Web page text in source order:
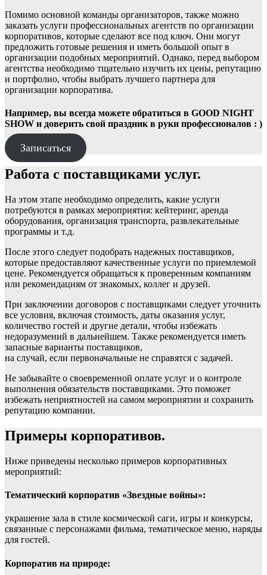
Помимо основной команды организаторов, также можно
заказать услуги профессиональных агентств по организации
корпоративов, которые сделают все под ключ. Они могут
предложить готовые решения и иметь большой опыт в
организации подобных мероприятий. Однако, перед выбором
агентства необходимо тщательно изучить их цены, репутацию
и портфолио, чтобы выбрать лучшего партнера для
организации корпоратива.
Например, вы всегда можете обратиться в GOOD NIGHT
SHOW и доверить свой праздник в руки профессионалов : )
Записаться
Работа с поставщиками услуг.
На этом этапе необходимо определить, какие услуги
потребуются в рамках мероприятия: кейтеринг, аренда
оборудования, организация транспорта, развлекательные
программы и т.д.
После этого следует подобрать надежных поставщиков,
которые предоставляют качественные услуги по приемлемой
цене. Рекомендуется обращаться к проверенным компаниям
или рекомендациям от знакомых, коллег и друзей.
При заключении договоров с поставщиками следует уточнить
все условия, включая стоимость, даты оказания услуг,
количество гостей и другие детали, чтобы избежать
недоразумений в дальнейшем. Также рекомендуется иметь
запасные варианты поставщиков,
на случай, если первоначальные не справятся с задачей.
Не забывайте о своевременной оплате услуг и о контроле
выполнения обязательств поставщиками. Это поможет
избежать неприятностей на самом мероприятии и сохранить
репутацию компании.
Примеры корпоративов.
Ниже приведены несколько примеров корпоративных
мероприятий:
Тематический корпоратив «Звездные войны»:
украшение зала в стиле космической саги, игры и конкурсы,
связанные с персонажами фильма, тематическое меню, наряды
для гостей.
Корпоратив на природе: